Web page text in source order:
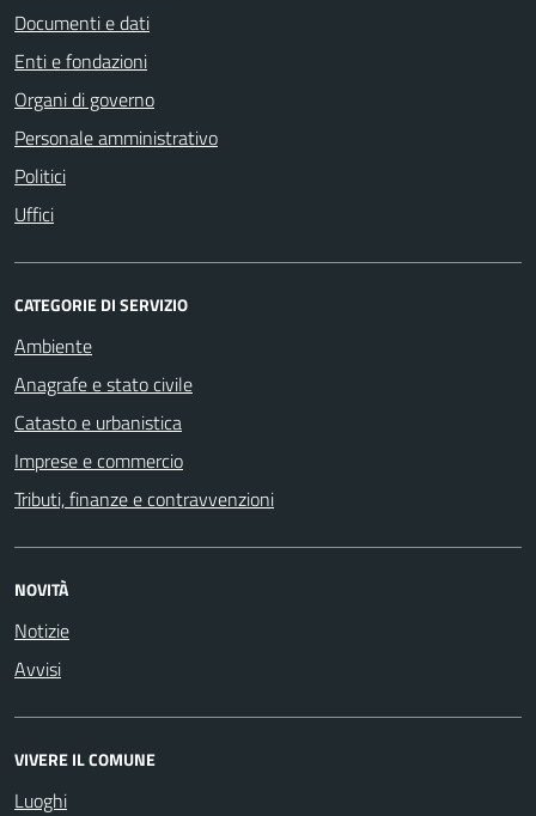
Documenti e dati
Enti e fondazioni
Organi di governo
Personale amministrativo
Politici
Uffici
CATEGORIE DI SERVIZIO
Ambiente
Anagrafe e stato civile
Catasto e urbanistica
Imprese e commercio
Tributi, finanze e contravvenzioni
NOVITÀ
Notizie
Avvisi
VIVERE IL COMUNE
Luoghi